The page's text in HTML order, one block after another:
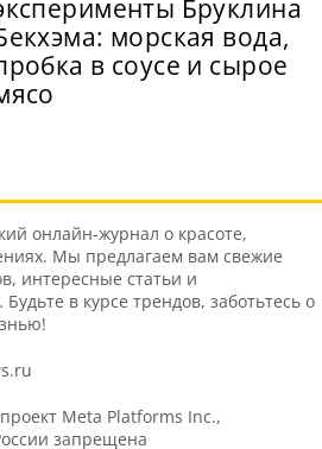
Бруклина
морская вода,
в соусе и сырое
онлайн-журнал о красоте,
Мы предлагаем вам свежие
интересные статьи и
в курсе трендов, заботьтесь о
Meta Platforms Inc.,
запрещена